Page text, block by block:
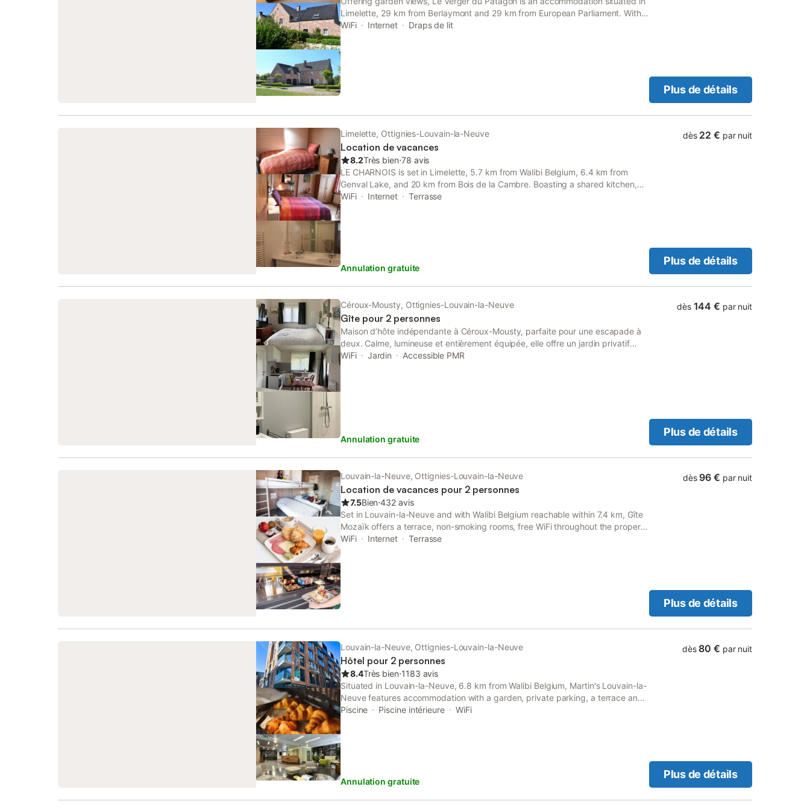
Limelette, 29 km from Berlaymont and 29 km from European Parliament. With
free private parking, the property is 4.9 km from Walibi Belgium and 7.1 km
WiFi Internet Draps de lit
Plus de détails
Limelette, Ottignies-Louvain-la-Neuve
Location de vacances
8.2Très bien⋅78 avis
LE CHARNOIS is set in Limelette, 5.7 km from Walibi Belgium, 6.4 km from
Genval Lake, and 20 km from Bois de la Cambre. Boasting a shared kitchen,
this property also provides guests with a picnic area.
WiFi Internet Terrasse
Annulation gratuite
dès 22 € par nuit
Plus de détails
Céroux-Mousty, Ottignies-Louvain-la-Neuve
Gîte pour 2 personnes
Maison d’hôte indépendante à Céroux-Mousty, parfaite pour une escapade à
deux. Calme, lumineuse et entièrement équipée, elle offre un jardin privatif
sans vis-à-vis, une cuisine moderne et une salle de bain avec douche italienne.
WiFi Jardin Accessible PMR
Annulation gratuite
dès 144 € par nuit
Plus de détails
Louvain-la-Neuve, Ottignies-Louvain-la-Neuve
Location de vacances pour 2 personnes
7.5Bien⋅432 avis
Set in Louvain-la-Neuve and with Walibi Belgium reachable within 7.4 km, Gîte
Mozaïk offers a terrace, non-smoking rooms, free WiFi throughout the property
and a bar.
WiFi Internet Terrasse
dès 96 € par nuit
Plus de détails
Louvain-la-Neuve, Ottignies-Louvain-la-Neuve
Hôtel pour 2 personnes
8.4Très bien⋅1183 avis
Situated in Louvain-la-Neuve, 6.8 km from Walibi Belgium, Martin's Louvain-la-
Neuve features accommodation with a garden, private parking, a terrace and
a restaurant. This 4-star hotel offers room service, a 24-hour front desk and
Piscine Piscine intérieure WiFi
Annulation gratuite
dès 80 € par nuit
Plus de détails